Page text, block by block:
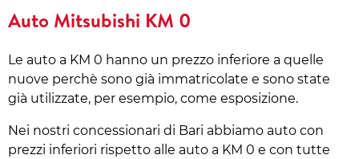
Auto Mitsubishi KM 0
Le auto a KM 0 hanno un prezzo inferiore a quelle
nuove perchè sono già immatricolate e sono state
già utilizzate, per esempio, come esposizione.
Nei nostri concessionari di Bari abbiamo auto con
prezzi inferiori rispetto alle auto a KM 0 e con tutte